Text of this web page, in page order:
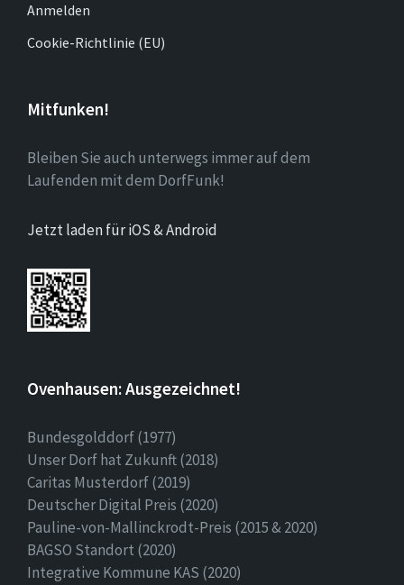
Anmelden
Cookie-Richtlinie (EU)
Mitfunken!
Bleiben Sie auch unterwegs immer auf dem
Laufenden mit dem DorfFunk!
Jetzt laden für iOS & Android
Ovenhausen: Ausgezeichnet!
Bundesgolddorf (1977)
Unser Dorf hat Zukunft (2018)
Caritas Musterdorf (2019)
Deutscher Digital Preis (2020)
Pauline-von-Mallinckrodt-Preis (2015 & 2020)
BAGSO Standort (2020)
Integrative Kommune KAS (2020)